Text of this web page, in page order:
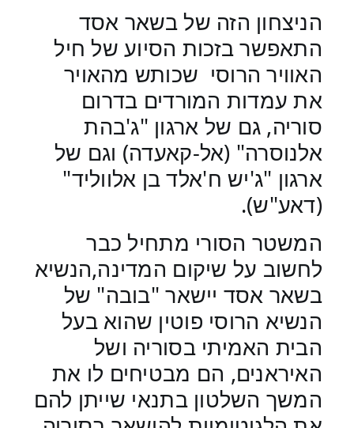
הניצחון הזה של בשאר אסד
התאפשר בזכות הסיוע של חיל
האוויר הרוסי שכותש מהאויר
את עמדות המורדים בדרום
סוריה, גם של ארגון "ג'בהת
אלנוסרה" (אל-קאעדה) וגם של
ארגון "ג'יש ח'אלד בן אלווליד"
(דאע"ש).
המשטר הסורי מתחיל כבר
לחשוב על שיקום המדינה,הנשיא
בשאר אסד יישאר "בובה" של
הנשיא הרוסי פוטין שהוא בעל
הבית האמיתי בסוריה ושל
האיראנים, הם מבטיחים לו את
המשך השלטון בתנאי שייתן להם